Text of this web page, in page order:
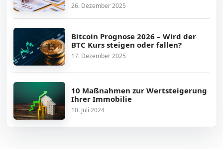
26. Dezember 2025
Bitcoin Prognose 2026 – Wird der
BTC Kurs steigen oder fallen?
17. Dezember 2025
10 Maßnahmen zur Wertsteigerung
Ihrer Immobilie
10. Juli 2024